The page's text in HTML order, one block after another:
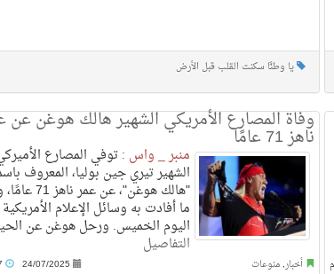
يا وطنًا سكنت القلب قبل الأرض
وفاة المصارع الأمريكي الشهير هالك هوغن عن
ناهز 71 عامًا
منبر _ واس :توفي المصارع
الشهير تيري جين بوليا، المعروف
"هالك هوغن"، عن عمر
ما أفادت به وسائل الإعلام الأمريكية
اليوم الخميس. ورحل هوغن عن
التفاصيل
أخبار,منوعات 24/07/2025